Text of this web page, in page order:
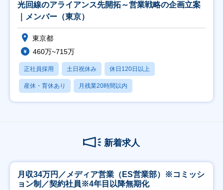
光回線のアライアンス先開拓～営業戦略の企画立案
｜メンバー（東京）
東京都
460万~715万
正社員採用 土日祝休み 休日120日以上
産休・育休あり 月残業20時間以内
新着求人
月収34万円／メディア営業（ES営業部）※コミッシ
ョン制／契約社員※4年目以降無期化